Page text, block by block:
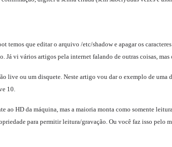
temos que editar o arquivo /etc/shadow e apagar os
Já vi vários artigos pela internet falando de outras coisas,
live ou um disquete. Neste artigo vou dar o exemplo de
10.
ao HD da máquina, mas a maioria monta como somente
para permitir leitura/gravação. Ou você faz isso pelo